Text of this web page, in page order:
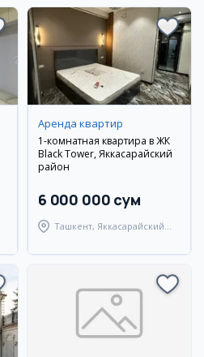
Аренда квартир
1-комнатная квартира в ЖК
Black Tower, Яккасарайский
район
6 000 000 сум
Ташкент, Яккасарайский